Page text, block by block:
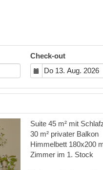
Check-out
Suite 45 m² mit
30 m² privater Balkon
Himmelbett 180x200
Zimmer im 1. Stock